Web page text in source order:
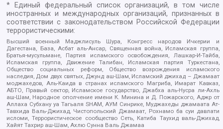
* Единый федеральный список организаций, в том числе
иностранных и международных организаций, признанных в
соответствии с законодательством Российской Федерации
террористическими:
Высший военный Маджлисуль Шура, Конгресс народов Ичкерии и
Дагестана, База, Асбат аль-Ансар, Священная война, Исламская группа,
Братья-мусульмане, Партия исламского освобождения, Лашкар-И-Тайба,
Исламская группа, Движение Талибан, Исламская партия Туркестана,
Общество социальных реформ, Общество возрождения исламского
наследия, Дом двух святых, Джунд аш-Шам, Исламский джихад – Джамаат
моджахедов, Аль-Каида в странах исламского Магриба, Имарат Кавказ,
АБТО, Правый сектор, Исламское государство, Джабха аль-Нусра ли-Ахль
аш-Шам, Народное ополчение имени К. Минина и Д. Пожарского, Аджр от
Аллаха Субхану уа Тагьаля SHAM, АУМ Синрике, Муджахеды джамаата Ат-
Тавхида Валь-Джихад, Чистопольский Джамаат, Рохнамо ба суи давлати
исломи, Террористическое сообщество Сеть, Катиба Таухид валь-Джихад,
Хайят Тахрир аш-Шам, Ахлю Сунна Валь Джамаа